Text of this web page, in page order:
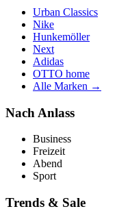
Urban Classics
Nike
Hunkemöller
Next
Adidas
OTTO home
Alle Marken →
Nach Anlass
Business
Freizeit
Abend
Sport
Trends & Sale